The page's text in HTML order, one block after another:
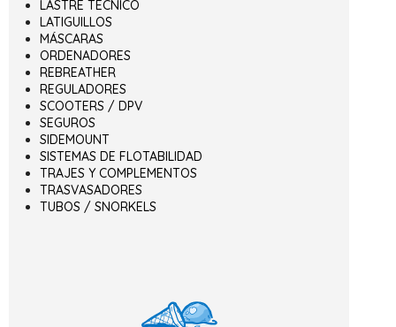
LASTRE TÉCNICO
LATIGUILLOS
MÁSCARAS
ORDENADORES
REBREATHER
REGULADORES
SCOOTERS / DPV
SEGUROS
SIDEMOUNT
SISTEMAS DE FLOTABILIDAD
TRAJES Y COMPLEMENTOS
TRASVASADORES
TUBOS / SNORKELS